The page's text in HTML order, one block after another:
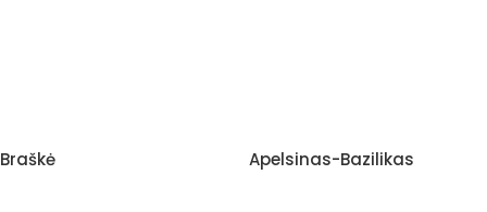
Braškė Apelsinas-Bazilikas